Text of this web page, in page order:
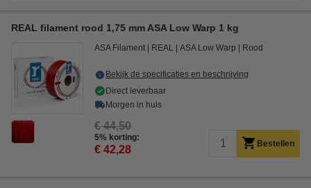
REAL filament rood 1,75 mm ASA Low Warp 1 kg
ASA Filament REAL ASA Low Warp Rood
Bekijk de specificaties en beschrijving
Direct leverbaar
Morgen in huis
€ 44,50
5% korting:
€ 42,28 Bestellen